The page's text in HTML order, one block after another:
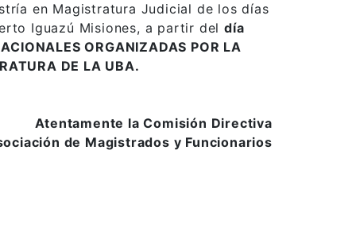
en Magistratura Judicial de los días
Iguazú Misiones, a partir deldía
ORGANIZADAS POR LA
DE LA UBA.
Atentamente la Comisión Directiva
de Magistrados y Funcionarios